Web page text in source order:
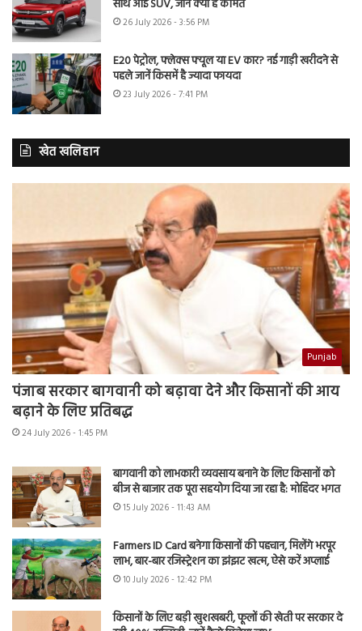
साथ आई SUV, जानें क्या है कीमत
26 July 2026 - 3:56 PM
E20 पेट्रोल, फ्लेक्स फ्यूल या EV कार? नई गाड़ी खरीदने से
पहले जानें किसमें है ज्यादा फायदा
23 July 2026 - 7:41 PM
खेत खलिहान
Punjab
पंजाब सरकार बागवानी को बढ़ावा देने और किसानों की आय
बढ़ाने के लिए प्रतिबद्ध
24 July 2026 - 1:45 PM
बागवानी को लाभकारी व्यवसाय बनाने के लिए किसानों को
बीज से बाजार तक पूरा सहयोग दिया जा रहा है: मोहिंदर भगत
15 July 2026 - 11:43 AM
Farmers ID Card बनेगा किसानों की पहचान, मिलेंगे भरपूर
लाभ, बार-बार रजिस्ट्रेशन का झंझट खत्म, ऐसे करें अप्लाई
10 July 2026 - 12:42 PM
किसानों के लिए बड़ी खुशखबरी, फूलों की खेती पर सरकार दे